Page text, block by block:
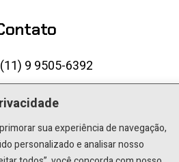
sua experiência de navegação,
personalizado e analisar nosso
9 9505-6392
Social